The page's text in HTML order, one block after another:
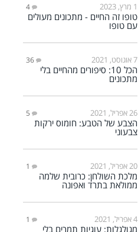
1 מרץ, 2023 4
טופו זה החיים - מתכונים מעולים
עם טופו
7 אוגוסט, 2021 36
הכל 10: סיפורים מהחיים בלי
מתכונים
26 אפריל, 2021 5
הצבע של הטבע: חומוס ירקות
צבעוני
20 אפריל, 2021 1
מלכת השולחן: כרובית שלמה
ממולאת בתרד ואפונה
4 אפריל, 2021 1
מגולגלות: עוגיות תמרים בלי